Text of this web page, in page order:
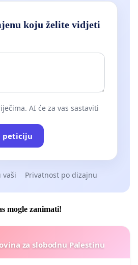
koju želite vidjeti
AI će za vas sastaviti
peticiju
vaši Privatnost po dizajnu
mogle zanimati!
za slobodnu Palestinu